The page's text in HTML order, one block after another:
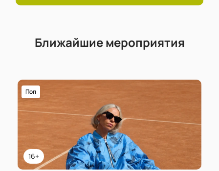
представителями.
Ближайшие мероприятия
16+
Поп